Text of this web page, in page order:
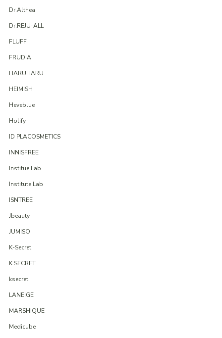
Dr.Althea
Dr.REJU-ALL
FLUFF
FRUDIA
HARUHARU
HEIMISH
Heveblue
Holify
ID PLACOSMETICS
INNISFREE
Institue Lab
Institute Lab
ISNTREE
Jbeauty
JUMISO
K-Secret
K.SECRET
ksecret
LANEIGE
MARSHIQUE
Medicube